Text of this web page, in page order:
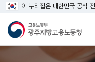
이 누리집은 대한민국 공식